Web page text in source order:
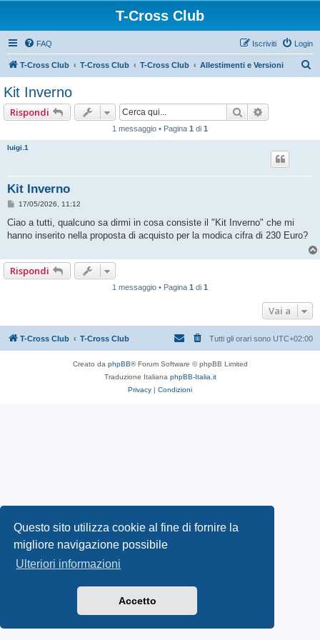
Questo sito utilizza cookie al fine di fornire la
migliore navigazione possibile
Ulteriori informazioni
Accetto
T-Cross Club
FAQ Login
Iscriviti
T-Cross Club T-Cross Club T-Cross Club Allestimenti e Versioni
Kit Inverno
Rispondi Cerca
1 messaggio • Pagina 1 di 1
luigi.1
Kit Inverno
M
s
a
i
o
17/05/2026, 11:12
Ciao a tutti, qualcuno sa dirmi in cosa consiste il "Kit Inverno" che mi
hanno inserito nella proposta di acquisto per la modica cifra di 230 Euro?
Rispondi
1 messaggio • Pagina 1 di 1
Vai a
T-Cross Club T-Cross Club Tutti gli orari sono UTC+02:00
Creato da phpBB® Forum Software © phpBB Limited
Traduzione Italiana phpBB-Italia.it
Privacy | Condizioni